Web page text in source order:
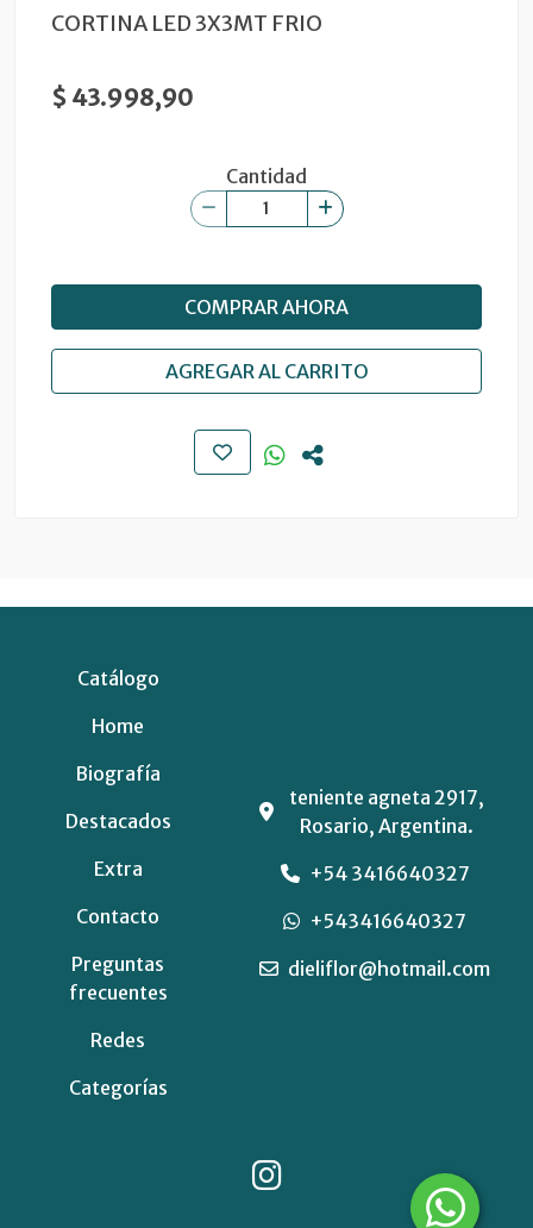
CORTINA LED 3X3MT FRIO
$ 43.998,90
Cantidad
COMPRAR AHORA
AGREGAR AL CARRITO
Catálogo
Home
Biografía
Destacados
Extra
Contacto
Preguntas
frecuentes
Redes
Categorías
teniente agneta 2917,
Rosario, Argentina.
+54 3416640327
+543416640327
dieliflor@hotmail.com